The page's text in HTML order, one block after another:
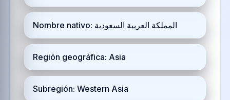
Nombre nativo: المملكة العربية السعودية
Región geográfica: Asia
Subregión: Western Asia